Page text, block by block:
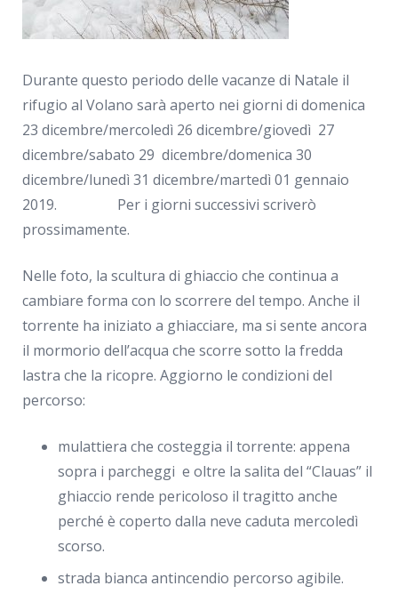
Durante questo periodo delle vacanze di Natale il
rifugio al Volano sarà aperto nei giorni di domenica
23 dicembre/mercoledì 26 dicembre/giovedì 27
dicembre/sabato 29 dicembre/domenica 30
dicembre/lunedì 31 dicembre/martedì 01 gennaio
2019. Per i giorni successivi scriverò
prossimamente.
Nelle foto, la scultura di ghiaccio che continua a
cambiare forma con lo scorrere del tempo. Anche il
torrente ha iniziato a ghiacciare, ma si sente ancora
il mormorio dell’acqua che scorre sotto la fredda
lastra che la ricopre. Aggiorno le condizioni del
percorso:
mulattiera che costeggia il torrente: appena
sopra i parcheggi e oltre la salita del “Clauas” il
ghiaccio rende pericoloso il tragitto anche
perché è coperto dalla neve caduta mercoledì
scorso.
strada bianca antincendio percorso agibile.